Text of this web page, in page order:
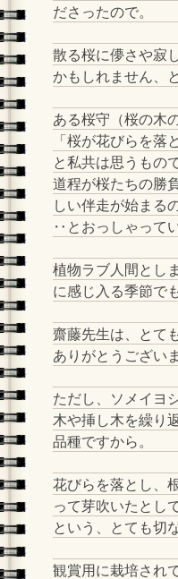
ださったので。
散る桜に儚さや寂
かもしれません、
ある桜守（桜の木
「桜が花びらを落
と私共は思うもの
道程が桜たちの勝
しい伴走が始まる
‥とおっしゃって
植物ラブ人間とし
に感じ入る季節で
齋藤先生は、とて
ありがとうござい
ただし、ソメイヨ
木や挿し木を繰り
品種ですから。
花びらを落とし、
って芽吹いたとし
という、とても切
観賞用に栽培され